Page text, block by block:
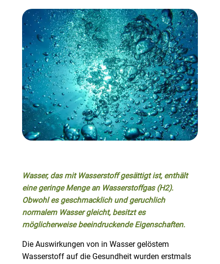
Wasser, das mit Wasserstoff gesättigt ist, enthält
eine geringe Menge an Wasserstoffgas (H2).
Obwohl es geschmacklich und geruchlich
normalem Wasser gleicht, besitzt es
möglicherweise beeindruckende Eigenschaften.
Die Auswirkungen von in Wasser gelöstem
Wasserstoff auf die Gesundheit wurden erstmals